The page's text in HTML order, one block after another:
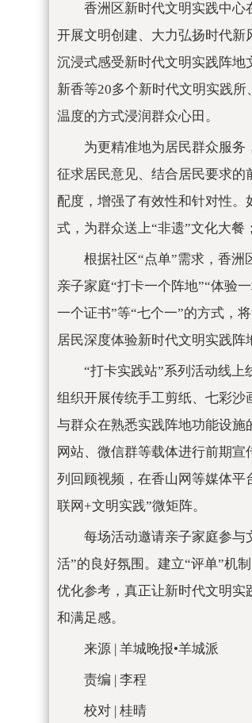
香洲区新时代文明实践中心
开展文明创建、大力弘扬时代新
沉浸式感受新时代文明实践阵地
新香等20多个新时代文明实践
温度的方式浸润群众心田。
为更精准地为居民群众服务
征求居民意见、结合居民要求的
配度，增强了有效性和针对性。
式，为群众送上“非遗”文化大餐
根据社区“点单”需求，香
亲子家庭“打卡一个阵地”“体验
一个证书”等“七个一”的方式，
居民深度体验新时代文明实践阵
“打卡实践站”系列活动线上
组织开展传统手工剪纸、七彩
与群众在熟悉实践阵地功能设
网站、微信群等载体进行前期
列回顾视频，在香山网等媒体
联网+文明实践”微矩阵。
每场活动邀请亲子家庭参与
活”的良好氛围。建立“评单”机
优化参考，真正让新时代文明实
和满足感。
来源 | 羊城晚报•羊城派
责编 | 李程
校对 | 桂晴